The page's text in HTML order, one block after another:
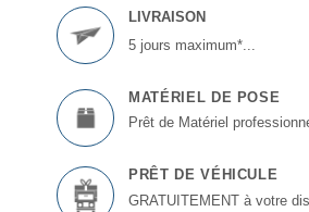
LIVRAISON
5 jours maximum*...
MATÉRIEL DE POSE
Prêt de Matériel
PRÊT DE VÉHICULE
GRATUITEMENT à votre